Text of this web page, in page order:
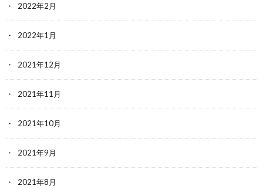
2022年2月
2022年1月
2021年12月
2021年11月
2021年10月
2021年9月
2021年8月